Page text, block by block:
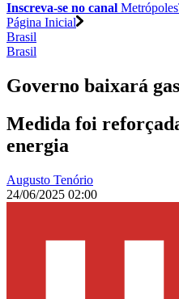
Inscreva-se no canal
Página Inicial
Brasil
Brasil
Governo baixará
Medida foi
energia
Augusto Tenório
24/06/2025 02:00